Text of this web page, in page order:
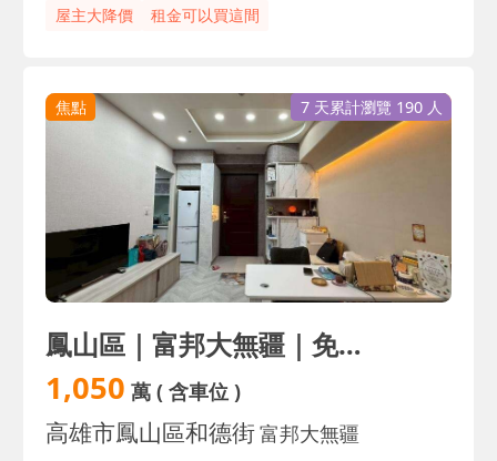
屋主大降價 租金可以買這間
焦點 7 天累計瀏覽 190 人
鳳山區｜富邦大無疆｜免裝潢2房平車｜屋況優
1,050 萬( 含車位 )
高雄市鳳山區和德街富邦大無疆